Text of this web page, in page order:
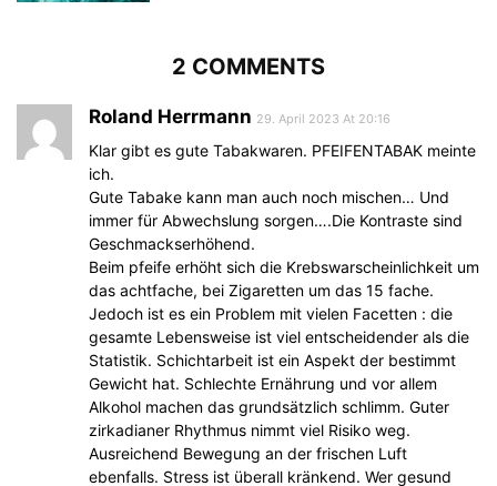
2 COMMENTS
Roland Herrmann 29. April 2023 At 20:16
Klar gibt es gute Tabakwaren. PFEIFENTABAK meinte
ich.
Gute Tabake kann man auch noch mischen… Und
immer für Abwechslung sorgen….Die Kontraste sind
Geschmackserhöhend.
Beim pfeife erhöht sich die Krebswarscheinlichkeit um
das achtfache, bei Zigaretten um das 15 fache.
Jedoch ist es ein Problem mit vielen Facetten : die
gesamte Lebensweise ist viel entscheidender als die
Statistik. Schichtarbeit ist ein Aspekt der bestimmt
Gewicht hat. Schlechte Ernährung und vor allem
Alkohol machen das grundsätzlich schlimm. Guter
zirkadianer Rhythmus nimmt viel Risiko weg.
Ausreichend Bewegung an der frischen Luft
ebenfalls. Stress ist überall kränkend. Wer gesund